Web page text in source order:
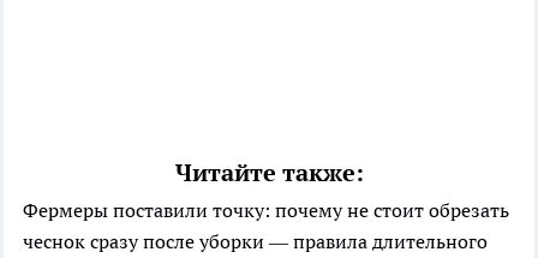
Читайте также:
Фермеры поставили точку: почему не стоит обрезать
чеснок сразу после уборки — правила длительного